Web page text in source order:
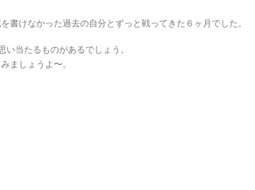
書けなかった過去の自分とずっと戦ってきた６ヶ月でした。
当たるものがあるでしょう。
ましょうよ〜。